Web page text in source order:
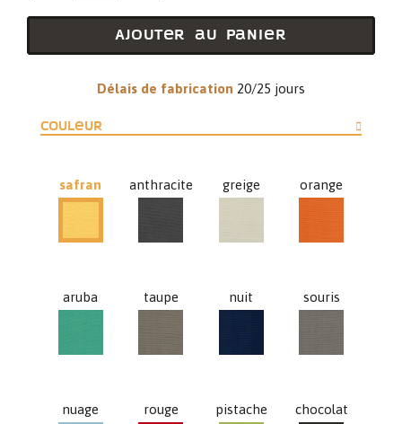
Ajouter au panier
Délais de fabrication 20/25 jours
Couleur
safran
anthracite
greige
orange
aruba
taupe
nuit
souris
nuage
rouge
pistache
chocolat